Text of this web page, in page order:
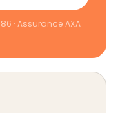
· Assurance AXA